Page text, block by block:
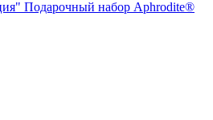
Подарочный набор Aphrodite®